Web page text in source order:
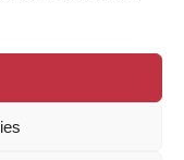
toestemming van Galerie